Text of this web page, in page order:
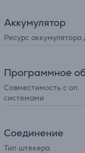
Аккумулятор
Ресурс аккумулятора
Программное
Совместимость с оп.
системами
Соединение
Тип штекера